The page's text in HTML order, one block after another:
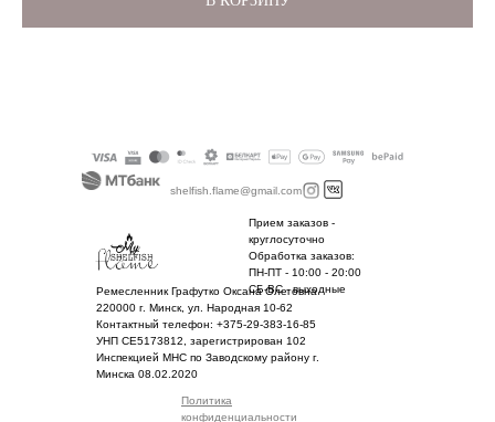
Политика
конфиденциальности
shelfish.flame@gmail.com
Прием заказов -
круглосуточно
Обработка заказов:
ПН-ПТ - 10:00 - 20:00
СБ-ВС - выходные
Ремесленник Графутко Оксана Олеговна
220000 г. Минск, ул. Народная 10-62
Контактный телефон: +375-29-383-16-85
УНП CE5173812, зарегистрирован 102
Инспекцией МНС по Заводскому району г.
Минска 08.02.2020